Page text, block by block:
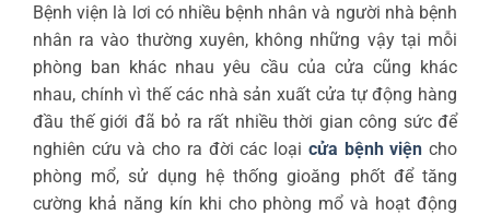
Bệnh viện là lơi có nhiều bệnh nhân và người nhà bệnh
nhân ra vào thường xuyên, không những vậy tại mỗi
phòng ban khác nhau yêu cầu của cửa cũng khác
nhau, chính vì thế các nhà sản xuất cửa tự động hàng
đầu thế giới đã bỏ ra rất nhiều thời gian công sức để
nghiên cứu và cho ra đời các loại cửa bệnh viện cho
phòng mổ, sử dụng hệ thống gioăng phốt để tăng
cường khả năng kín khi cho phòng mổ và hoạt động